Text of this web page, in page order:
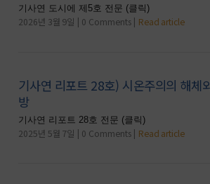
기사연 도시에 제5호 전문 (클릭)
2026년 3월 9일 0 Comments Read article
기사연 리포트 28호) 시온주의의 해체
방
기사연 리포트 28호 전문 (클릭)
2025년 5월 7일 0 Comments Read article